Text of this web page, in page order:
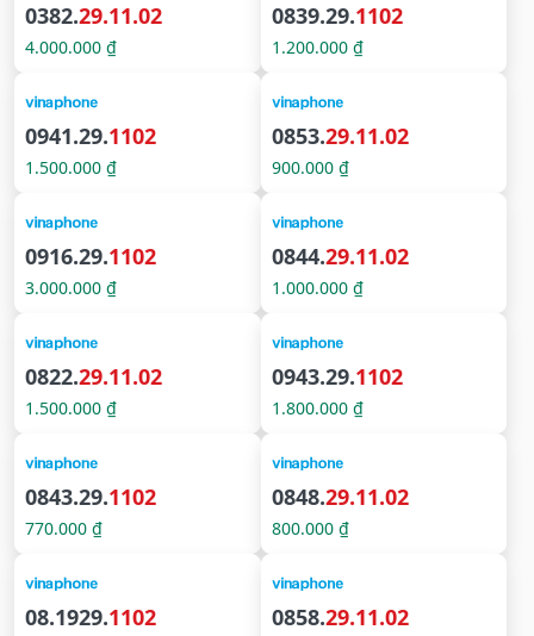
0382.29.11.02
4.000.000 ₫
0839.29.1102
1.200.000 ₫
0941.29.1102
1.500.000 ₫
0853.29.11.02
900.000 ₫
0916.29.1102
3.000.000 ₫
0844.29.11.02
1.000.000 ₫
0822.29.11.02
1.500.000 ₫
0943.29.1102
1.800.000 ₫
0843.29.1102
770.000 ₫
0848.29.11.02
800.000 ₫
08.1929.1102 0858.29.11.02